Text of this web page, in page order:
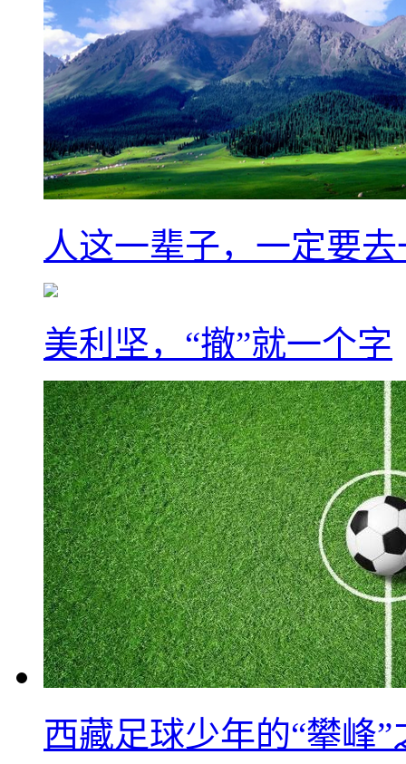
人这一辈子，一定要
美利坚，“撤”就一个字
西藏足球少年的“攀峰